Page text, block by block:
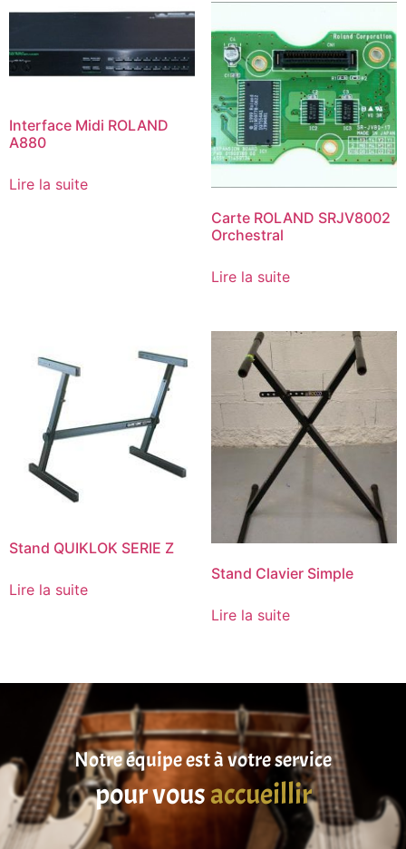
Interface Midi ROLAND
A880
Lire la suite
Carte ROLAND SRJV8002
Orchestral
Lire la suite
Stand QUIKLOK SERIE Z
Lire la suite
Stand Clavier Simple
Lire la suite
Notre équipe est à votre service
pour vousaccueillir